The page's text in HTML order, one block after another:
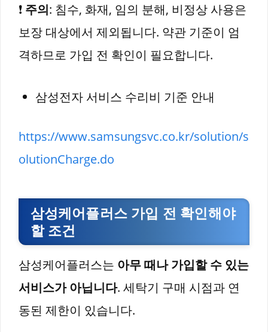
❗ 주의: 침수, 화재, 임의 분해, 비정상 사용은
보장 대상에서 제외됩니다. 약관 기준이 엄
격하므로 가입 전 확인이 필요합니다.
삼성전자 서비스 수리비 기준 안내
https://www.samsungsvc.co.kr/solution/s
olutionCharge.do
삼성케어플러스 가입 전 확인해야
할 조건
삼성케어플러스는 아무 때나 가입할 수 있는
서비스가 아닙니다. 세탁기 구매 시점과 연
동된 제한이 있습니다.